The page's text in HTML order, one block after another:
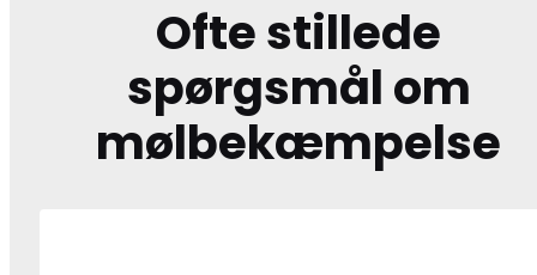
Ofte stillede
spørgsmål om
mølbekæmpelse